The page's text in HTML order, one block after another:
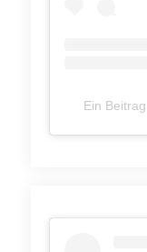
Ein